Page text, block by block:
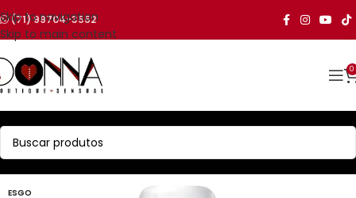
Skip to navigation
Skip to main content
(71) 99704-3552
0
ESGO